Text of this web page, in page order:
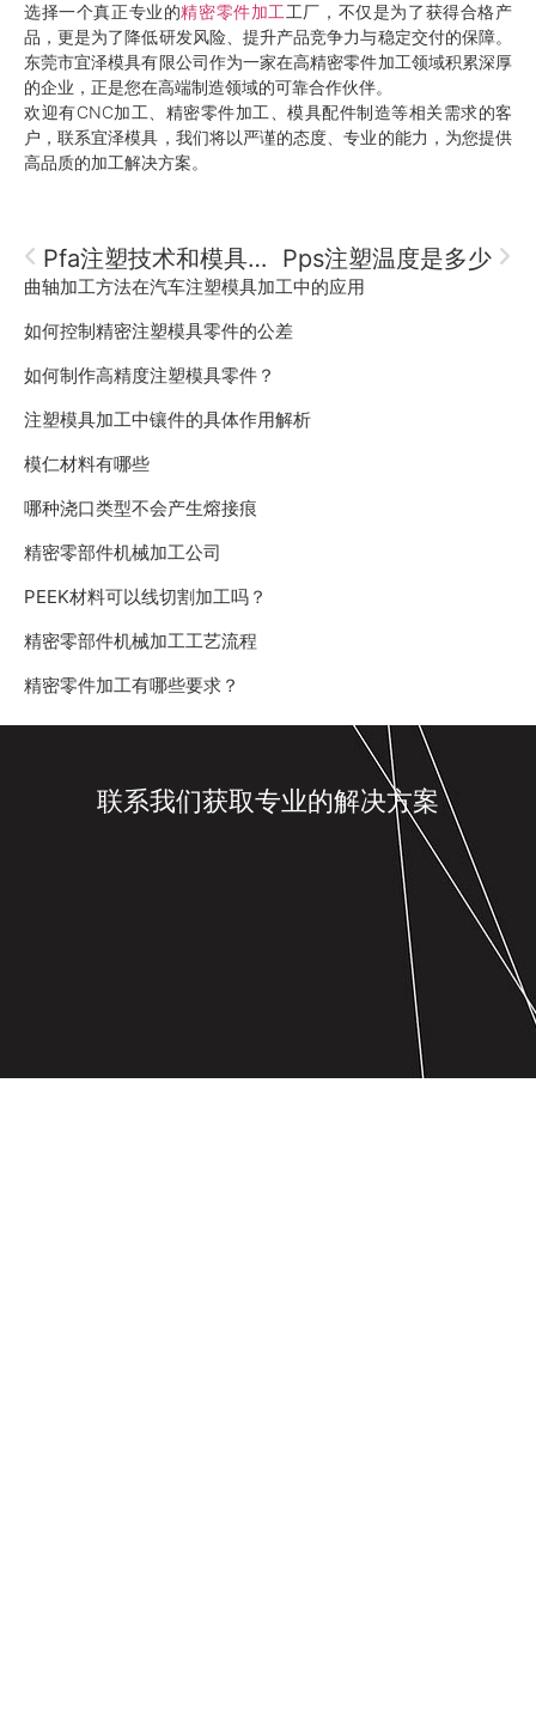
选择一个真正专业的精密零件加工工厂，不仅是为了获得合格产
品，更是为了降低研发风险、提升产品竞争力与稳定交付的保障。
东莞市宜泽模具有限公司作为一家在高精密零件加工领域积累深厚
的企业，正是您在高端制造领域的可靠合作伙伴。
欢迎有CNC加工、精密零件加工、模具配件制造等相关需求的客
户，联系宜泽模具，我们将以严谨的态度、专业的能力，为您提供
高品质的加工解决方案。
Pfa注塑技术和模具技术 Pps注塑温度是多少
曲轴加工方法在汽车注塑模具加工中的应用
如何控制精密注塑模具零件的公差
如何制作高精度注塑模具零件？
注塑模具加工中镶件的具体作用解析
模仁材料有哪些
哪种浇口类型不会产生熔接痕
精密零部件机械加工公司
PEEK材料可以线切割加工吗？
精密零部件机械加工工艺流程
精密零件加工有哪些要求？
联系我们获取专业的解决方案